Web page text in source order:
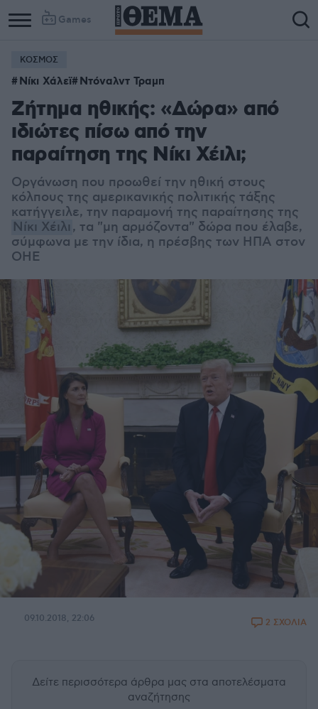
Games
ΚΟΣΜΟΣ
Νίκι Χάλεϊ Ντόναλντ Τραμπ
Ζήτημα ηθικής: «Δώρα» από
ιδιώτες πίσω από την
παραίτηση της Νίκι Χέιλι;
Οργάνωση που προωθεί την ηθική στους
κόλπους της αμερικανικής πολιτικής τάξης
κατήγγειλε, την παραμονή της παραίτησης της
Νίκι Χέιλι , τα "μη αρμόζοντα" δώρα που έλαβε,
σύμφωνα με την ίδια, η πρέσβης των ΗΠΑ στον
ΟΗΕ
09.10.2018, 22:06 2 ΣΧΟΛΙΑ
Δείτε περισσότερα άρθρα μας στα αποτελέσματα
αναζήτησης